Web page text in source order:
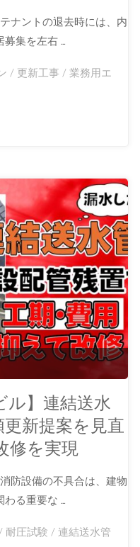
ナントの退去時には、内
募集を左右 …
/ 更新工事 /業務用エ
ル】連結送水
新提案を見直
修を実現
防設備の不具合は、建物
わる重要な …
/ 耐圧試験 / 連結送水管